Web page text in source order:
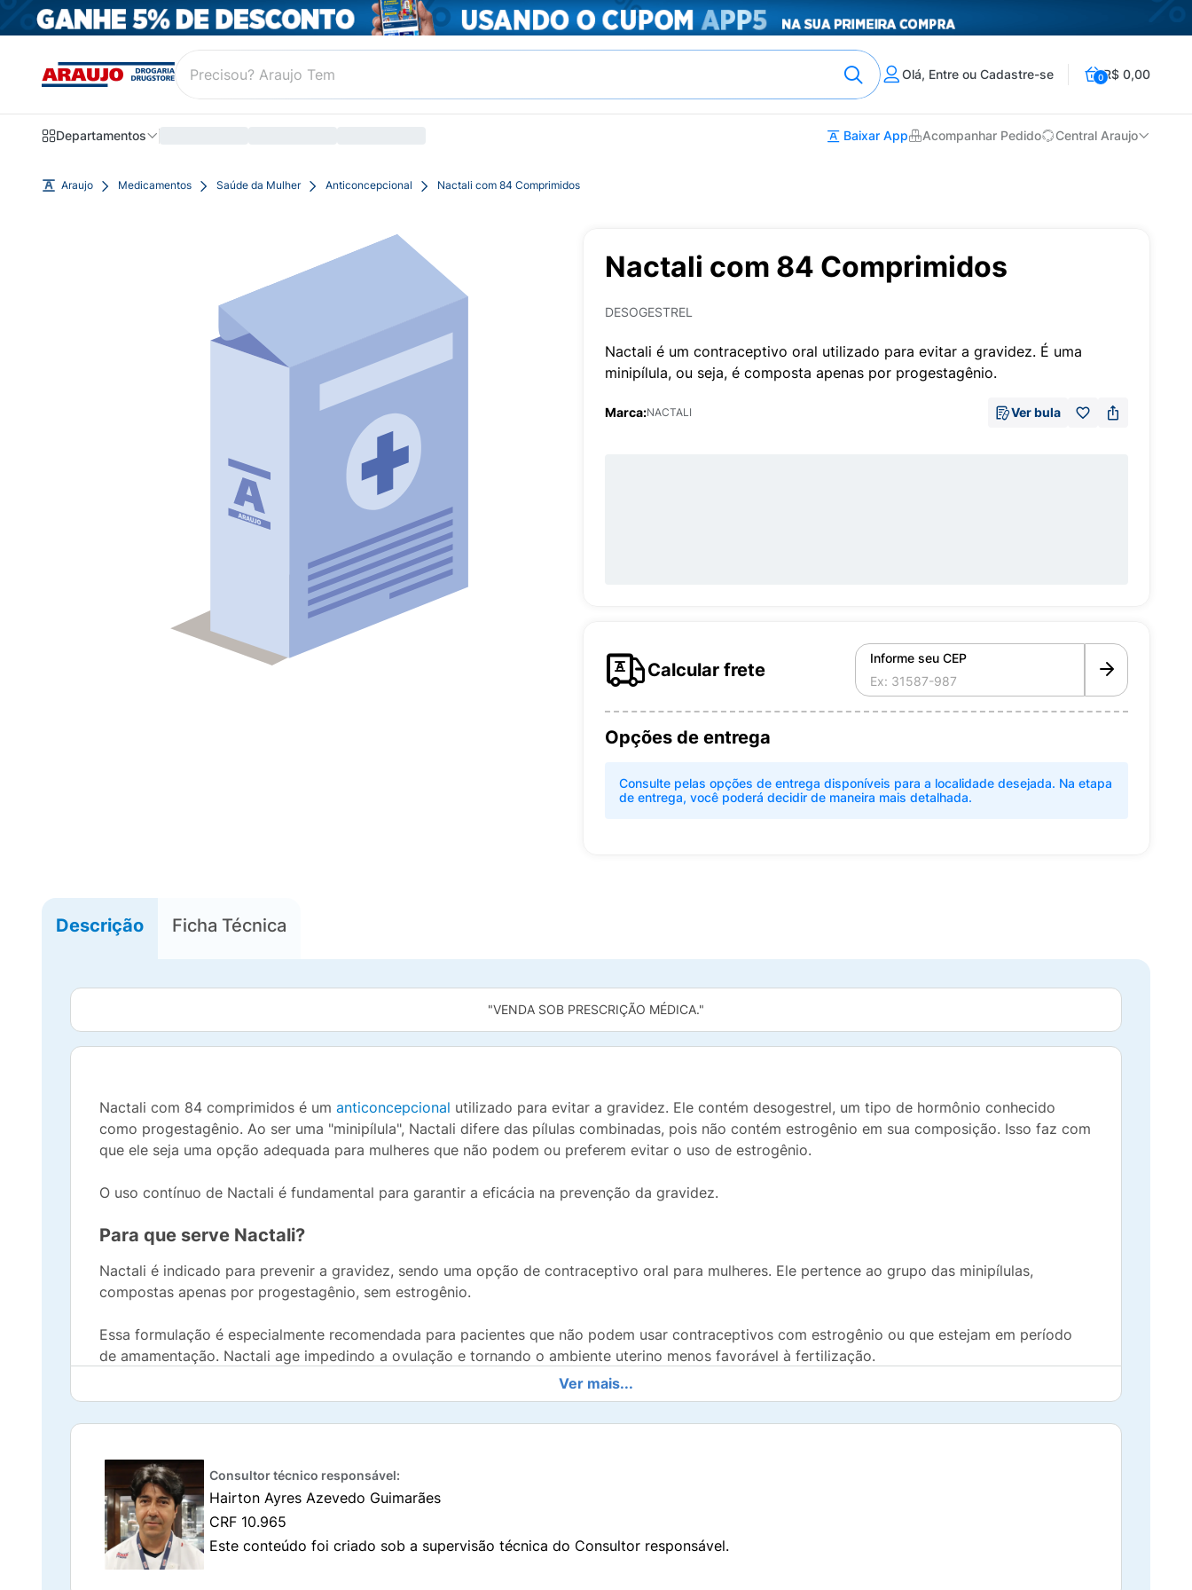
Olá, Entre ou Cadastre-se 0R$ 0,00
Departamentos Baixar App Acompanhar Pedido Central Araujo
Araujo Medicamentos Saúde da Mulher Anticoncepcional Nactali com 84 Comprimidos
Nactali com 84 Comprimidos
DESOGESTREL
Nactali é um contraceptivo oral utilizado para evitar a gravidez. É uma
minipílula, ou seja, é composta apenas por progestagênio.
Marca:NACTALI Ver bula
Calcular frete
Informe seu CEP
Opções de entrega
Consulte pelas opções de entrega disponíveis para a localidade desejada. Na etapa
de entrega, você poderá decidir de maneira mais detalhada.
Descrição Ficha Técnica
"VENDA SOB PRESCRIÇÃO MÉDICA."
Nactali com 84 comprimidos é um anticoncepcional utilizado para evitar a gravidez. Ele contém desogestrel, um tipo de hormônio conhecido
como progestagênio. Ao ser uma "minipílula", Nactali difere das pílulas combinadas, pois não contém estrogênio em sua composição. Isso faz com
que ele seja uma opção adequada para mulheres que não podem ou preferem evitar o uso de estrogênio.
O uso contínuo de Nactali é fundamental para garantir a eficácia na prevenção da gravidez.
Para que serve Nactali?
Nactali é indicado para prevenir a gravidez, sendo uma opção de contraceptivo oral para mulheres. Ele pertence ao grupo das minipílulas,
compostas apenas por progestagênio, sem estrogênio.
Essa formulação é especialmente recomendada para pacientes que não podem usar contraceptivos com estrogênio ou que estejam em período
de amamentação. Nactali age impedindo a ovulação e tornando o ambiente uterino menos favorável à fertilização.
Composição do Nactali 75mcg
povidona, ácido esteárico, racealfatocoferol, dióxido de silício, estearato de magnésio, hipromelose, macrogol e dióxido de titânio.
A paciente deve observar essa composição, especialmente se tiver alguma condição relacionada à intolerância à lactose.
Como Nactali funciona?
Ver mais...
Consultor técnico responsável:
Hairton Ayres Azevedo Guimarães
CRF 10.965
Este conteúdo foi criado sob a supervisão técnica do Consultor responsável.